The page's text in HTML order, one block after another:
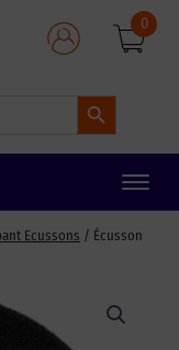
Search Button
0
Toggle
Ecussons / Écusson